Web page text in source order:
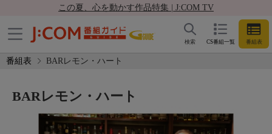
この夏、心を動かす作品特集 | J:COM TV
CS番組一覧 番組表
検索
番組表 BARレモン・ハート
BARレモン・ハート